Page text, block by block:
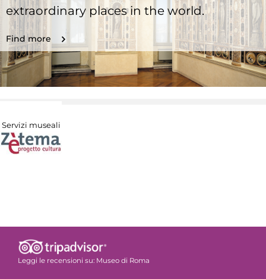
extraordinary places in the world.
Find more
Servizi museali
Leggi le recensioni su: Museo di Roma